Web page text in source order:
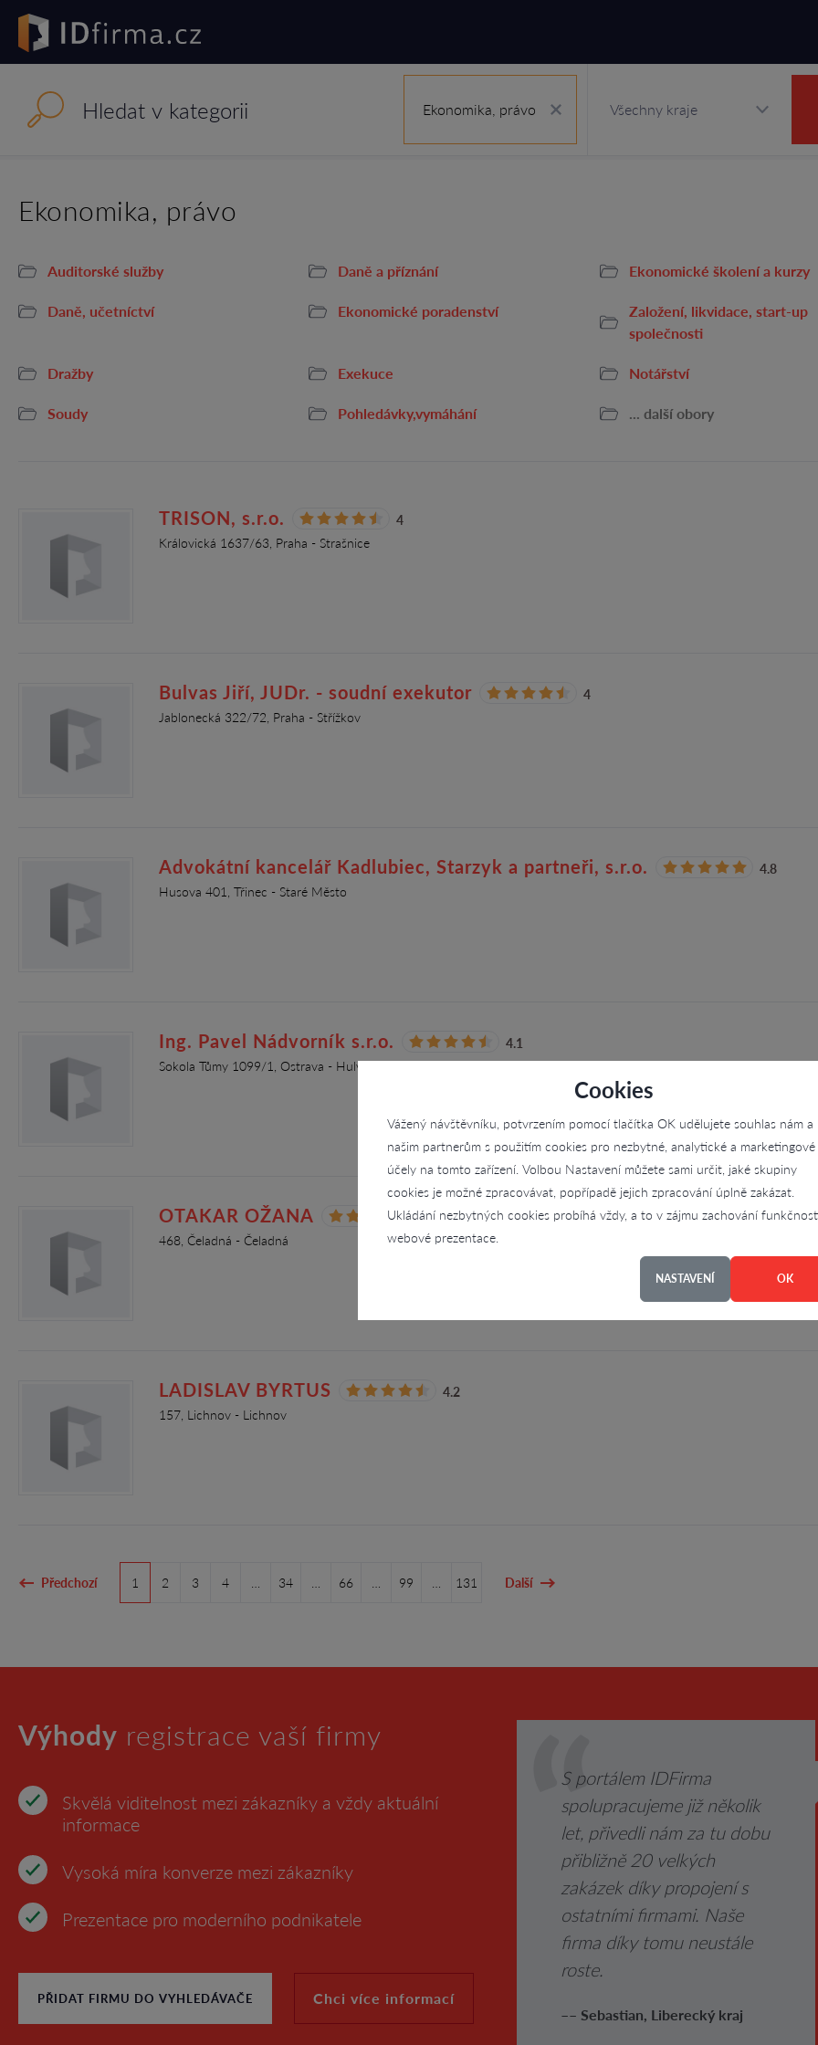
Cookies
Vážený návštěvníku, potvrzením pomocí tlačítka OK udělujete souhlas nám a
našim partnerům s použitím cookies pro nezbytné, analytické a marketingové
účely na tomto zařízení. Volbou Nastavení můžete sami určit, jaké skupiny
cookies je možné zpracovávat, popřípadě jejich zpracování úplně zakázat.
Ukládání nezbytných cookies probíhá vždy, a to v zájmu zachování
webové prezentace.
NASTAVENÍ OK
Ekonomika, právo
Ekonomika, právo
Auditorské služby Daně a příznání Ekonomické školení a kurzy
Daně, učetníctví Ekonomické poradenství
Založení, likvidace, start-up
společnosti
Dražby Exekuce Notářství
Soudy Pohledávky,vymáhání ... další obory
TRISON, s.r.o.
4
Královická 1637/63, Praha - Strašnice
Bulvas Jiří, JUDr. - soudní exekutor
4
Jablonecká 322/72, Praha - Střížkov
Advokátní kancelář Kadlubiec, Starzyk a partneři, s.r.o.
4.8
Husova 401, Třinec - Staré Město
Ing. Pavel Nádvorník s.r.o.
4.1
Sokola Tůmy 1099/1, Ostrava - Hulváky
OTAKAR OŽANA
4
468, Čeladná - Čeladná
LADISLAV BYRTUS
4.2
157, Lichnov - Lichnov
Předchozí 1 2 3 4 34 66 99 131 Další
Výhody registrace vaší firmy
Skvělá viditelnost mezi zákazníky a vždy aktuální
informace
Vysoká míra konverze mezi zákazníky
Prezentace pro moderního podnikatele
PŘIDAT FIRMU DO VYHLEDÁVAČE Chci více informací
S portálem IDFirma
spolupracujeme již několik
let, přivedli nám za tu dobu
přibližně 20 velkých
zakázek díky propojení s
ostatními firmami. Naše
firma díky tomu neustále
roste.
–– Sebastian, Liberecký kraj